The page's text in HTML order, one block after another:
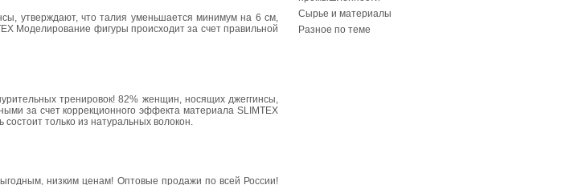
утверждают, что талия уменьшается минимум на 6 см,
Моделирование фигуры происходит за счет правильной
тренировок! 82% женщин, носящих джеггинсы,
за счет коррекционного эффекта материала SLIMTEX
только из натуральных волокон.
низким ценам! Оптовые продажи по всей России!
Сырье и материалы
Разное по теме